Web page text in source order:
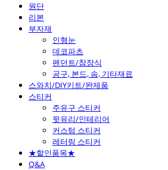
원단
리본
부자재
인형눈
데코파츠
펜던트/참장식
공구, 본드, 솜, 기타재료
스와치/DIY키트/완제품
스티커
주유구 스티커
뒷유리/인테리어
커스텀 스티커
레터링 스티커
★할인품목★
Q&A